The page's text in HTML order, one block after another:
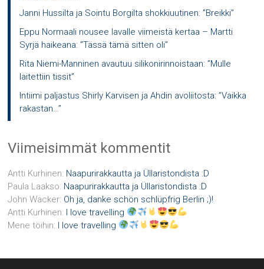
Janni Hussilta ja Sointu Borgilta shokkiuutinen: ”Breikki”
Eppu Normaali nousee lavalle viimeistä kertaa – Martti
Syrjä haikeana: ”Tässä tämä sitten oli”
Rita Niemi-Manninen avautuu silikonirinnoistaan: ”Mulle
laitettiin tissit”
Intiimi paljastus Shirly Karvisen ja Ahdin avoliitosta: ”Vaikka
rakastan…”
Viimeisimmät kommentit
Antti Kurhinen: Naapurirakkautta ja Üllaristondista :D
Paula Laakso: Naapurirakkautta ja Üllaristondista :D
John Wacker: Oh ja, danke schön schlüpfrig Berlin ;)!
Antti Kurhinen: I love travelling
Mene töihin: I love travelling